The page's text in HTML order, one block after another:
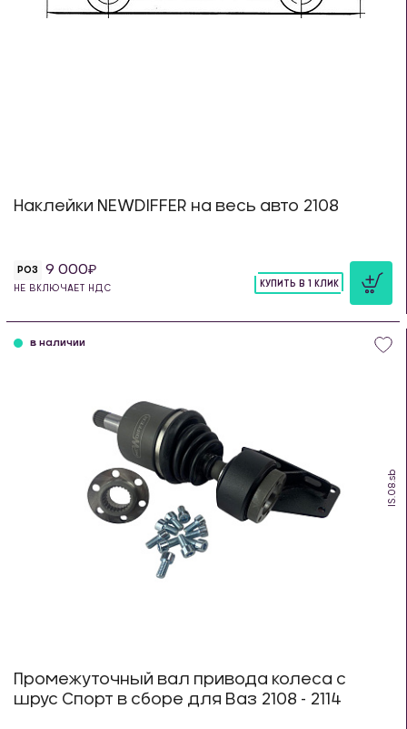
Наклейки NEWDIFFER на весь авто 2108
РОЗ 9 000
НЕ ВКЛЮЧАЕТ НДС
КУПИТЬ В 1 КЛИК
IS.08.sb
в наличии
Промежуточный вал привода колеса с
шрус Спорт в сборе для Ваз 2108 - 2114